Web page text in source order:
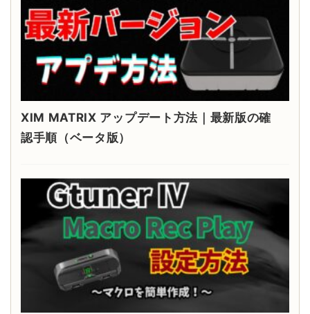
XIM MATRIX アップデート方法｜最新版の確
認手順（ベータ版）